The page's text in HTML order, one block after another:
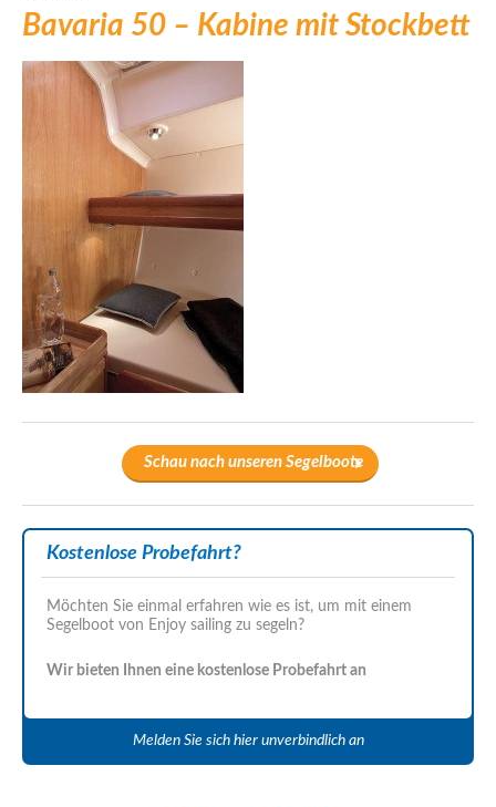
Bavaria 50 – Kabine mit Stockbett
Schau nach unseren Segelboote
Kostenlose Probefahrt?
Möchten Sie einmal erfahren wie es ist, um mit einem
Segelboot von Enjoy sailing zu segeln?
Wir bieten Ihnen eine kostenlose Probefahrt an
Melden Sie sich hier unverbindlich an